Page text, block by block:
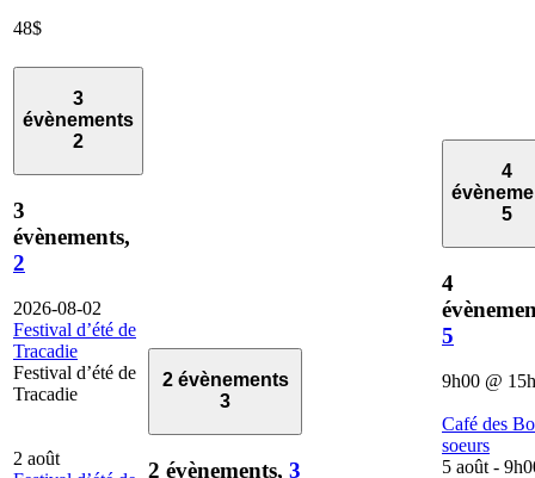
48$
3
évènements
2
3
évènements,
2
2026-08-02
Festival d’été de
Tracadie
Festival d’été de
Tracadie
2 août
2 évènements
3
2 évènements, 3
4
5
4
5
9h00 @
Café des
soeurs
5 août -